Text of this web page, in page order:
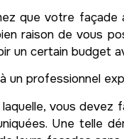
que votre façade
raison de vous
un certain budget
un professionnel
laquelle, vous
Une telle